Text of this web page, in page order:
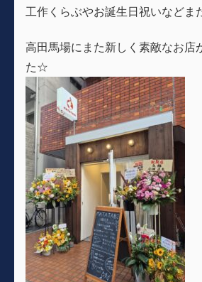
工作くらぶやお誕生日祝いなどま
高田馬場にまた新しく素敵なお店
た☆